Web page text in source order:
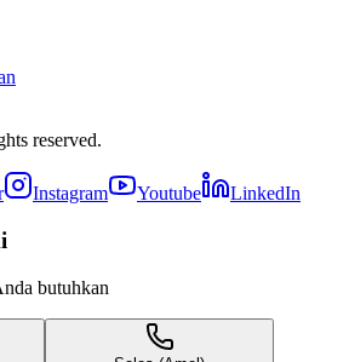
reserved.
Instagram Youtube LinkedIn
butuhkan